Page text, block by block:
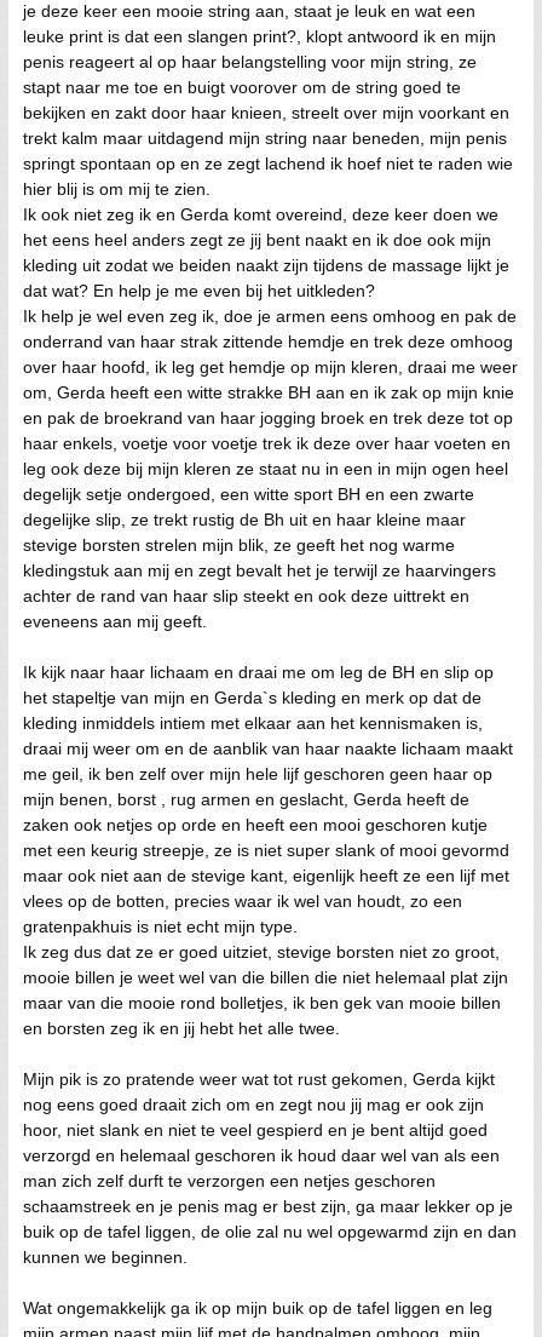
je deze keer een mooie string aan, staat je leuk en wat een
leuke print is dat een slangen print?, klopt antwoord ik en mijn
penis reageert al op haar belangstelling voor mijn string, ze
stapt naar me toe en buigt voorover om de string goed te
bekijken en zakt door haar knieen, streelt over mijn voorkant en
trekt kalm maar uitdagend mijn string naar beneden, mijn penis
springt spontaan op en ze zegt lachend ik hoef niet te raden wie
hier blij is om mij te zien.
Ik ook niet zeg ik en Gerda komt overeind, deze keer doen we
het eens heel anders zegt ze jij bent naakt en ik doe ook mijn
kleding uit zodat we beiden naakt zijn tijdens de massage lijkt je
dat wat? En help je me even bij het uitkleden?
Ik help je wel even zeg ik, doe je armen eens omhoog en pak de
onderrand van haar strak zittende hemdje en trek deze omhoog
over haar hoofd, ik leg get hemdje op mijn kleren, draai me weer
om, Gerda heeft een witte strakke BH aan en ik zak op mijn knie
en pak de broekrand van haar jogging broek en trek deze tot op
haar enkels, voetje voor voetje trek ik deze over haar voeten en
leg ook deze bij mijn kleren ze staat nu in een in mijn ogen heel
degelijk setje ondergoed, een witte sport BH en een zwarte
degelijke slip, ze trekt rustig de Bh uit en haar kleine maar
stevige borsten strelen mijn blik, ze geeft het nog warme
kledingstuk aan mij en zegt bevalt het je terwijl ze haarvingers
achter de rand van haar slip steekt en ook deze uittrekt en
eveneens aan mij geeft.
Ik kijk naar haar lichaam en draai me om leg de BH en slip op
het stapeltje van mijn en Gerda`s kleding en merk op dat de
kleding inmiddels intiem met elkaar aan het kennismaken is,
draai mij weer om en de aanblik van haar naakte lichaam maakt
me geil, ik ben zelf over mijn hele lijf geschoren geen haar op
mijn benen, borst , rug armen en geslacht, Gerda heeft de
zaken ook netjes op orde en heeft een mooi geschoren kutje
met een keurig streepje, ze is niet super slank of mooi gevormd
maar ook niet aan de stevige kant, eigenlijk heeft ze een lijf met
vlees op de botten, precies waar ik wel van houdt, zo een
gratenpakhuis is niet echt mijn type.
Ik zeg dus dat ze er goed uitziet, stevige borsten niet zo groot,
mooie billen je weet wel van die billen die niet helemaal plat zijn
maar van die mooie rond bolletjes, ik ben gek van mooie billen
en borsten zeg ik en jij hebt het alle twee.
Mijn pik is zo pratende weer wat tot rust gekomen, Gerda kijkt
nog eens goed draait zich om en zegt nou jij mag er ook zijn
hoor, niet slank en niet te veel gespierd en je bent altijd goed
verzorgd en helemaal geschoren ik houd daar wel van als een
man zich zelf durft te verzorgen een netjes geschoren
schaamstreek en je penis mag er best zijn, ga maar lekker op je
buik op de tafel liggen, de olie zal nu wel opgewarmd zijn en dan
kunnen we beginnen.
Wat ongemakkelijk ga ik op mijn buik op de tafel liggen en leg